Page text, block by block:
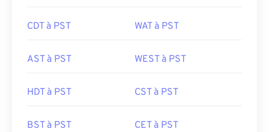
CDT à PST WAT à PST
AST à PST WEST à PST
HDT à PST CST à PST
BST à PST CET à PST